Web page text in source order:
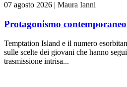
07 agosto 2026 | Maura Ianni
Protagonismo contemporaneo
Temptation Island e il numero
sulle scelte dei giovani che hanno
trasmissione intrisa...